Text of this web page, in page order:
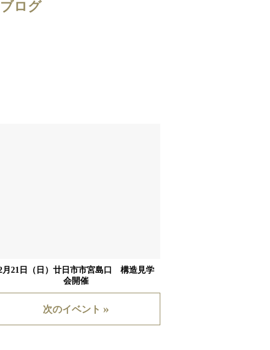
ブログ
月21日（日）廿日市市宮島口 構造見学
会開催
次のイベント »